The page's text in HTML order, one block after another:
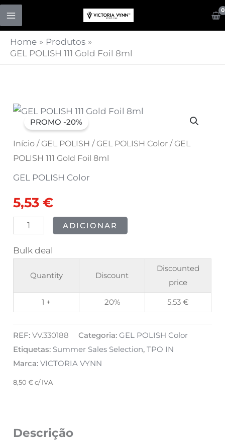
Skip
content
Home
Produtos
GEL POLISH 111 Gold Foil 8ml
Início / GEL POLISH / GEL POLISH Color / GEL
POLISH 111 Gold Foil 8ml
GEL POLISH Color
O
preço
original
era:
6,91 €.
5,53€
O
preço
atual
é:
5,53 €.
Quantidade
GEL
POLISH
111
Foil
8ml
ADICIONAR
Bulk deal
Quantity Discount
Discounted
price
1 + 20% 5,53€
REF:VV.330188 Categoria:GEL POLISH Color
Etiquetas: Summer Sales Selection,TPO IN
Marca:VICTORIA VYNN
8,50€ c/ IVA
Descrição
PROMO -20%